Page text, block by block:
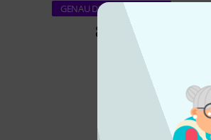
GENAU DIESES PRODUKT
88 €